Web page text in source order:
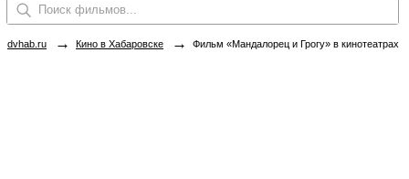
dvhab.ru → Кино в Хабаровске → Фильм «Мандалорец и Грогу» в кинотеатрах Хабаровска. Купить билеты!